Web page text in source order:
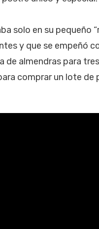
solo en su pequeño
y que se empeñó
de almendras para
comprar un lote de